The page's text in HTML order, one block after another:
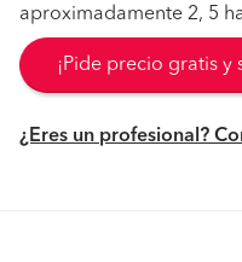
aproximadamente 2, 5
¡Pide precio gratis y
¿Eres un profesional?